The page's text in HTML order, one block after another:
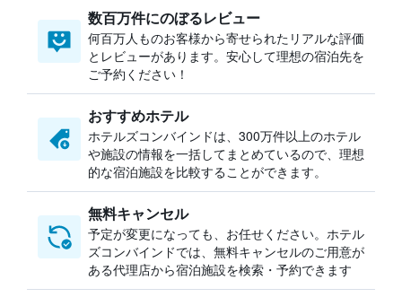
数百万件にのぼるレビュー
何百万人ものお客様から寄せられたリアルな評価
とレビューがあります。安心して理想の宿泊先を
ご予約ください！
おすすめホテル
ホテルズコンバインドは、300万件以上のホテル
や施設の情報を一括してまとめているので、理想
的な宿泊施設を比較することができます。
無料キャンセル
予定が変更になっても、お任せください。ホテル
ズコンバインドでは、無料キャンセルのご用意が
ある代理店から宿泊施設を検索・予約できます